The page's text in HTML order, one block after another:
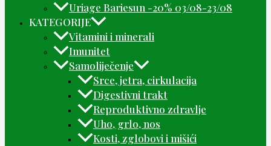
Uriage Bariesun -20% 03/08-23/08
KATEGORIJE
Vitamini i minerali
Imunitet
Samoliječenje
Srce, jetra, cirkulacija
Digestivni trakt
Reproduktivno zdravlje
Uho, grlo, nos
Kosti, zglobovi i mišići